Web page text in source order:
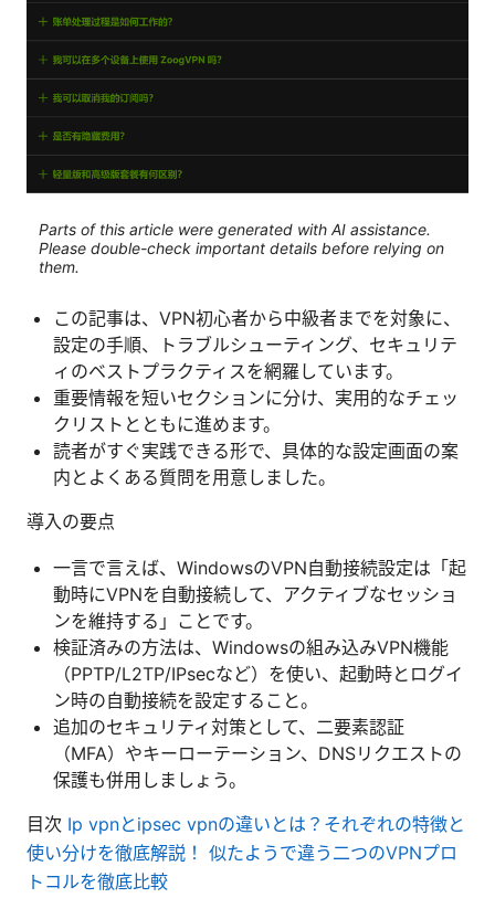
Parts of this article were generated with AI assistance.
Please double-check important details before relying on
them.
この記事は、VPN初心者から中級者までを対象に、
設定の手順、トラブルシューティング、セキュリテ
ィのベストプラクティスを網羅しています。
重要情報を短いセクションに分け、実用的なチェッ
クリストとともに進めます。
読者がすぐ実践できる形で、具体的な設定画面の案
内とよくある質問を用意しました。
導入の要点
一言で言えば、WindowsのVPN自動接続設定は「起
動時にVPNを自動接続して、アクティブなセッショ
ンを維持する」ことです。
検証済みの方法は、Windowsの組み込みVPN機能
（PPTP/L2TP/IPsecなど）を使い、起動時とログイ
ン時の自動接続を設定すること。
追加のセキュリティ対策として、二要素認証
（MFA）やキーローテーション、DNSリクエストの
保護も併用しましょう。
目次 Ip vpnとipsec vpnの違いとは？それぞれの特徴と
使い分けを徹底解説！ 似たようで違う二つのVPNプロ
トコルを徹底比較